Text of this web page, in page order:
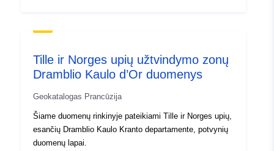
Tille ir Norges upių užtvindymo zonų
Dramblio Kaulo d’Or duomenys
Geokatalogas Prancūzija
Šiame duomenų rinkinyje pateikiami Tille ir Norges upių,
esančių Dramblio Kaulo Kranto departamente, potvynių
duomenų lapai.